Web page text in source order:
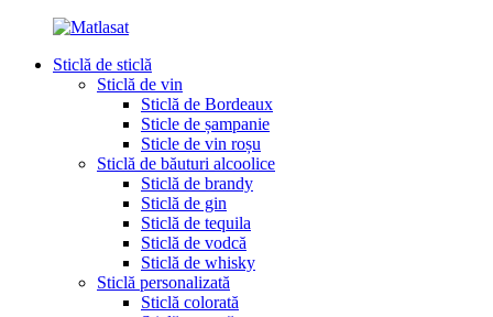
Sticlă de sticlă
Sticlă de vin
Sticlă de Bordeaux
Sticle de șampanie
Sticle de vin roșu
Sticlă de băuturi alcoolice
Sticlă de brandy
Sticlă de gin
Sticlă de tequila
Sticlă de vodcă
Sticlă de whisky
Sticlă personalizată
Sticlă colorată